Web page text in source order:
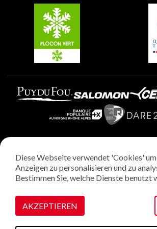
Plagne Villages
Plagne Aime 2000
Rechtliche Hinweise
Datenschutzrichtlinie
Verwaltung von Cookies
Diese Webseite verwendet 'Cookies'
Anzeigen zu personalisieren und zu
Bestimmen Sie, welche Dienste benutzt
AKZEPTIEREN